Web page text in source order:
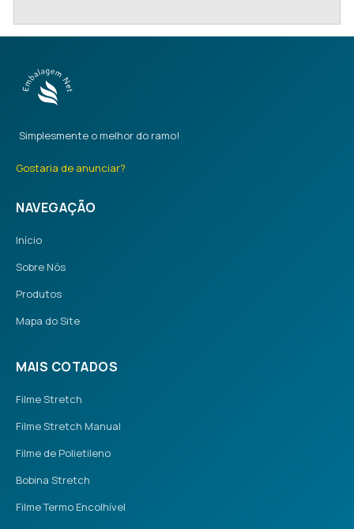
Simplesmente o melhor do ramo!
Gostaria de anunciar?
NAVEGAÇÃO
Início
Sobre Nós
Produtos
Mapa do Site
MAIS COTADOS
Filme Stretch
Filme Stretch Manual
Filme de Polietileno
Bobina Stretch
Filme Termo Encolhível